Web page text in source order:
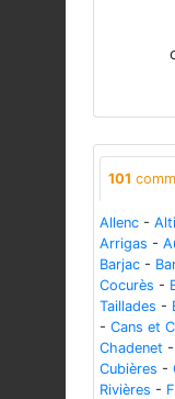
101
Allenc -
Arrigas -
Barjac -
Cocurès -
Taillades -
- Cans et
Chadenet -
Cubières -
Rivières -